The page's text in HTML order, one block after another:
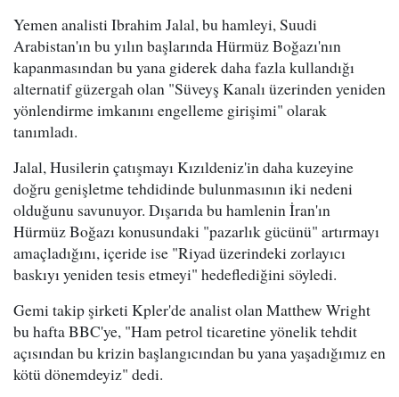
Yemen analisti Ibrahim Jalal, bu hamleyi, Suudi
Arabistan'ın bu yılın başlarında Hürmüz Boğazı'nın
kapanmasından bu yana giderek daha fazla kullandığı
alternatif güzergah olan "Süveyş Kanalı üzerinden yeniden
yönlendirme imkanını engelleme girişimi" olarak
tanımladı.
Jalal, Husilerin çatışmayı Kızıldeniz'in daha kuzeyine
doğru genişletme tehdidinde bulunmasının iki nedeni
olduğunu savunuyor. Dışarıda bu hamlenin İran'ın
Hürmüz Boğazı konusundaki "pazarlık gücünü" artırmayı
amaçladığını, içeride ise "Riyad üzerindeki zorlayıcı
baskıyı yeniden tesis etmeyi" hedeflediğini söyledi.
Gemi takip şirketi Kpler'de analist olan Matthew Wright
bu hafta BBC'ye, "Ham petrol ticaretine yönelik tehdit
açısından bu krizin başlangıcından bu yana yaşadığımız en
kötü dönemdeyiz" dedi.